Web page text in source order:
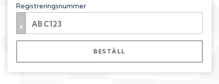
Registreringsnummer
BESTÄLL